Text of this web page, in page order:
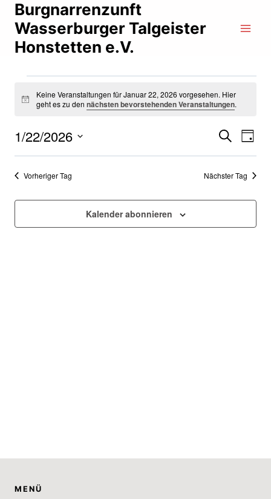
Zum
Inhalt
springen
Burgnarrenzunft
Wasserburger Talgeister
Honstetten e.V.
for
22,
Notice
Keine Veranstaltungen für Januar 22, 2026 vorgesehen. Hier
geht es zu den nächsten bevorstehenden Veranstaltungen.
Suche
und
SucheTag
1/22/2026
Vorheriger Tag Nächster Tag
Kalender abonnieren
MENÜ